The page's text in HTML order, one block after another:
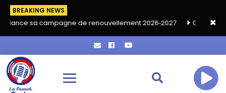
BREAKING NEWS
de renouvellement 2026‑2027 Grand café de